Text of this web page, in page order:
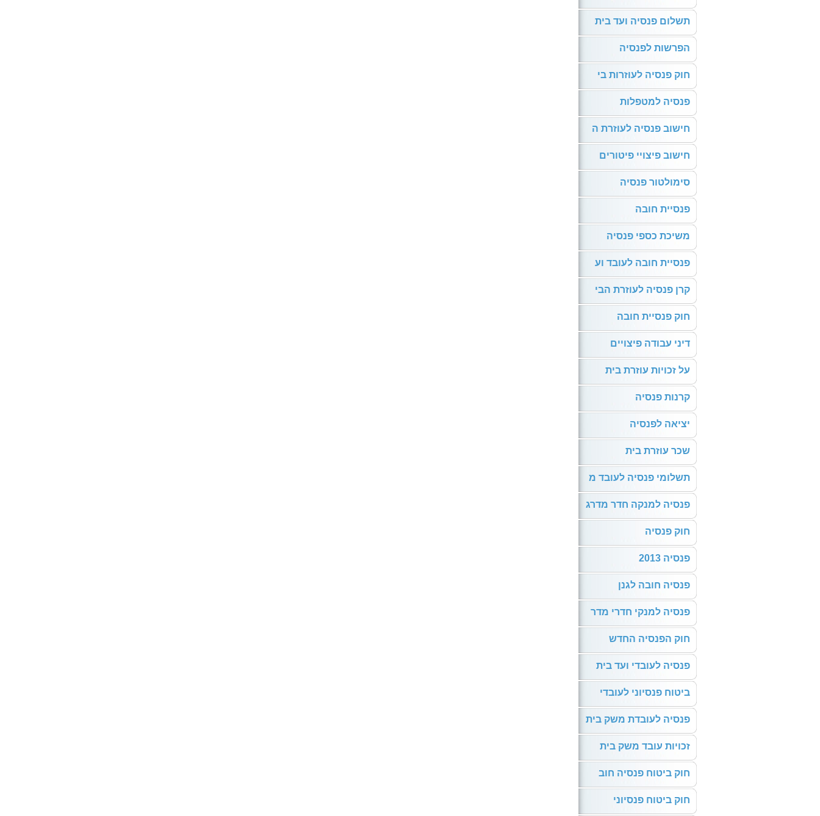
תשלום פנסיה ועד בית
הפרשות לפנסיה
חוק פנסיה לעוזרות בי
פנסיה למטפלות
חישוב פנסיה לעוזרת ה
חישוב פיצויי פיטורים
סימולטור פנסיה
פנסיית חובה
משיכת כספי פנסיה
פנסיית חובה לעובד וע
קרן פנסיה לעוזרת הבי
חוק פנסיית חובה
דיני עבודה פיצויים
על זכויות עוזרת בית
קרנות פנסיה
יציאה לפנסיה
שכר עוזרת בית
תשלומי פנסיה לעובד מ
פנסיה למנקה חדר מדרג
חוק פנסיה
פנסיה 2013
פנסיה חובה לגנן
פנסיה למנקי חדרי מדר
חוק הפנסיה החדש
פנסיה לעובדי ועד בית
ביטוח פנסיוני לעובדי
פנסיה לעובדת משק בית
זכויות עובד משק בית
חוק ביטוח פנסיה חוב
חוק ביטוח פנסיוני